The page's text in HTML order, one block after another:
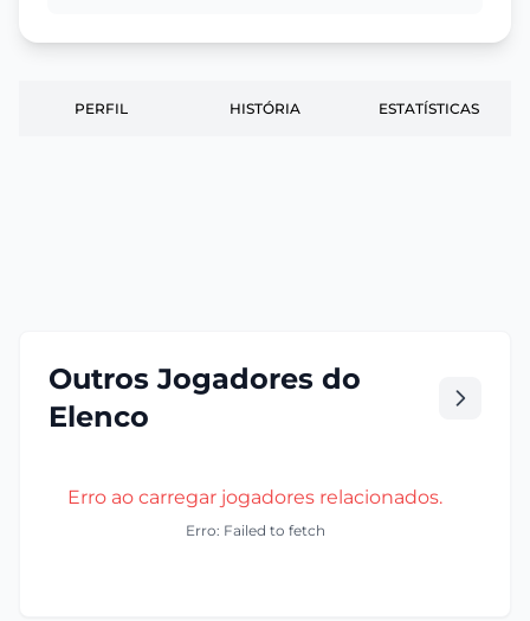
PERFIL HISTÓRIA ESTATÍSTICAS
Outros Jogadores do
Elenco
Erro ao carregar jogadores relacionados.
Erro: Failed to fetch